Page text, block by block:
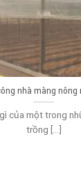
nhà màng nông
của một trong
trồng [...]